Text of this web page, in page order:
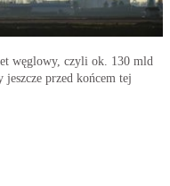
węglowy, czyli ok. 130 mld
przed końcem tej